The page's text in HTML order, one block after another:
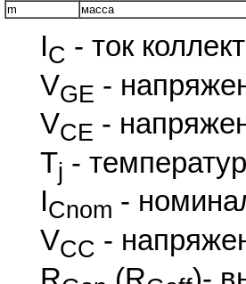
m
масса
IC - ток
VGE -
VCE -
Tj -
ICnom -
VCC -